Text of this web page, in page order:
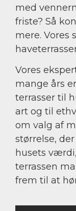
med
friste? Så
mere. Vores
Vores
mange års
terrasser til
art og til
om valg af
størrelse,
husets
terrassen
frem til at